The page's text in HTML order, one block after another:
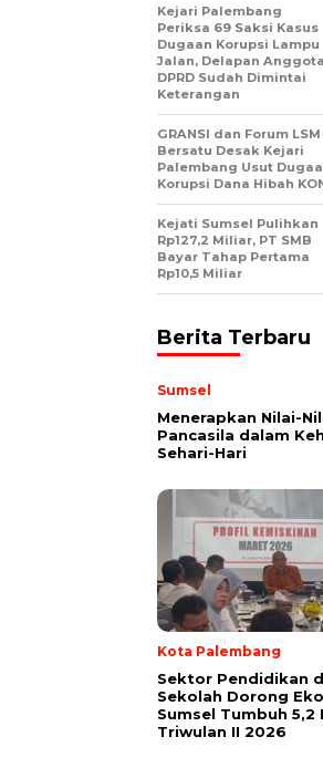
Kejari Palembang
Periksa 69 Saksi Kasus
Dugaan Korupsi Lampu
Jalan, Delapan Anggota
DPRD Sudah Dimintai
Keterangan
GRANSI dan Forum LSM
Bersatu Desak Kejari
Palembang Usut
Korupsi Dana Hibah
Kejati Sumsel Pulihkan
Rp127,2 Miliar, PT SMB
Bayar Tahap Pertama
Rp10,5 Miliar
Berita Terbaru
Sumsel
Menerapkan Nilai-
Pancasila dalam
Sehari-Hari
Kota Palembang
Sektor Pendidikan
Sekolah Dorong
Sumsel Tumbuh 5,2
Triwulan II 2026